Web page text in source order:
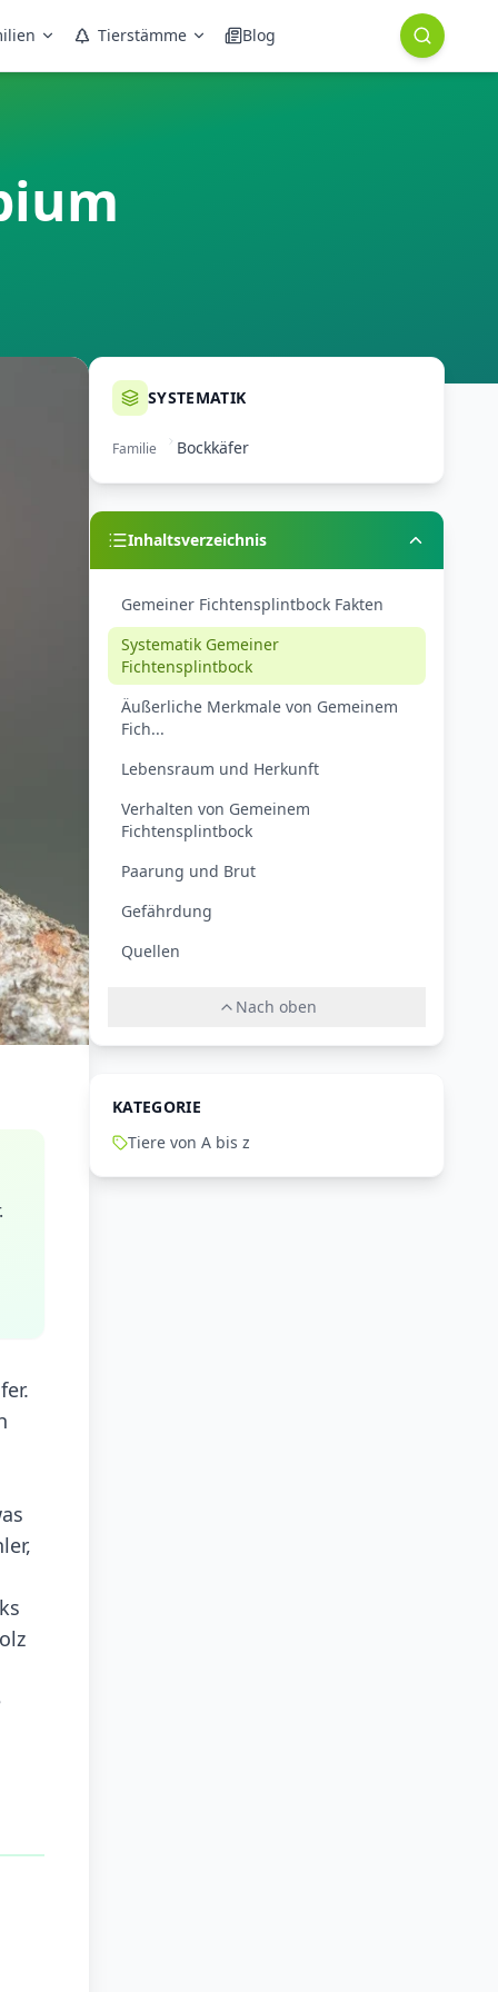
Tierstämme Blog
SYSTEMATIK
Familie Bockkäfer
Inhaltsverzeichnis
Gemeiner Fichtensplintbock Fakten
Systematik Gemeiner
Fichtensplintbock
Äußerliche Merkmale von Gemeinem
Fich...
Lebensraum und Herkunft
Verhalten von Gemeinem
Fichtensplintbock
Paarung und Brut
Gefährdung
Quellen
Nach oben
KATEGORIE
Tiere von A bis z